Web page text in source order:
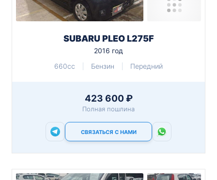
SUBARU PLEO L275F
2016 год
660cc
Бензин Передний
423 600 ₽
Полная пошлина
СВЯЗАТЬСЯ С НАМИ